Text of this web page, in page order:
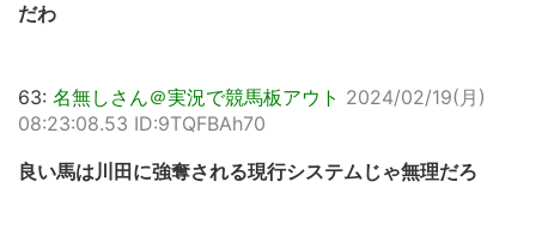
だわ
63: 名無しさん＠実況で競馬板アウト 2024/02/19(月)
08:23:08.53 ID:9TQFBAh70
良い馬は川田に強奪される現行システムじゃ無理だろ